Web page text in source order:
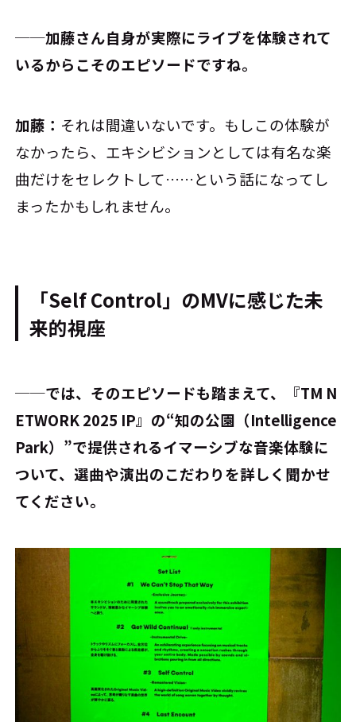
──加藤さん自身が実際にライブを体験されて
いるからこそのエピソードですね。
加藤： それは間違いないです。もしこの体験が
なかったら、エキシビションとしては有名な楽
曲だけをセレクトして……という話になってし
まったかもしれません。
「Self Control」のMVに感じた未
来的視座
──では、そのエピソードも踏まえて、『TM N
ETWORK 2025 IP』の“知の公園（Intelligence
Park）”で提供されるイマーシブな音楽体験に
ついて、選曲や演出のこだわりを詳しく聞かせ
てください。